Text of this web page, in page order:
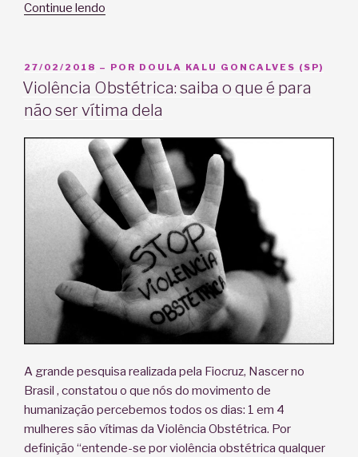
Continue lendo
A
MANOBRA
PUBLICADO
EM
27/02/2018 – POR DOULA KALU GONCALVES (SP)
Violência Obstétrica: saiba o que é para
não ser vítima dela
A grande pesquisa realizada pela Fiocruz, Nascer no
Brasil , constatou o que nós do movimento de
humanização percebemos todos os dias: 1 em 4
mulheres são vítimas da Violência Obstétrica. Por
definição “entende-se por violência obstétrica qualquer